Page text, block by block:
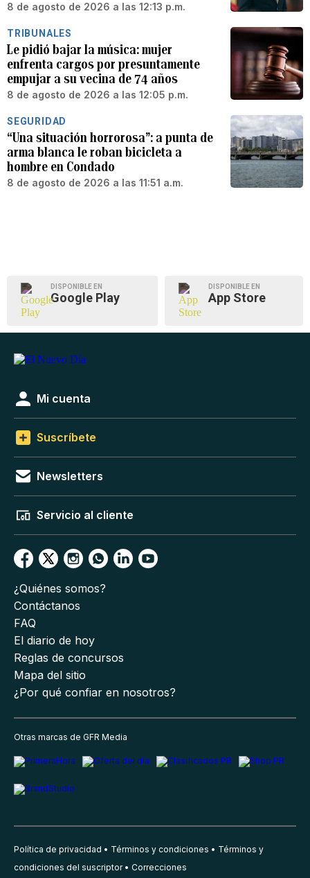
8 de agosto de 2026 a las 12:13 p.m.
TRIBUNALES
Le pidió bajar la música: mujer
enfrenta cargos por presuntamente
empujar a su vecina de 74 años
8 de agosto de 2026 a las 12:05 p.m.
SEGURIDAD
“Una situación horrorosa”: a punta de
arma blanca le roban bicicleta a
hombre en Condado
8 de agosto de 2026 a las 11:51 a.m.
DISPONIBLE EN
Google Play
DISPONIBLE EN
App Store
Mi cuenta
Suscríbete
Newsletters
Servicio al cliente
¿Quiénes somos?
Contáctanos
FAQ
El diario de hoy
Reglas de concursos
Mapa del sitio
¿Por qué confiar en nosotros?
Otras marcas de GFR Media
Política de privacidad Términos y condiciones
Términos y
condiciones del suscriptor
Correcciones